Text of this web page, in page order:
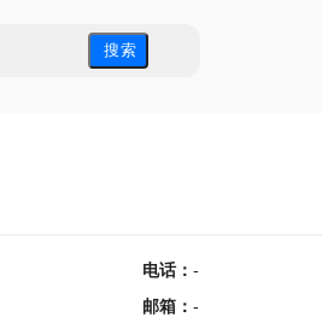
搜 索
电话： -
邮箱 ： -